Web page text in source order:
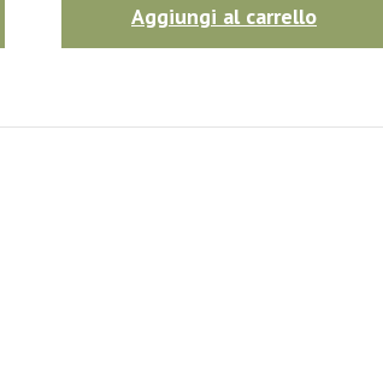
Aggiungi al carrello